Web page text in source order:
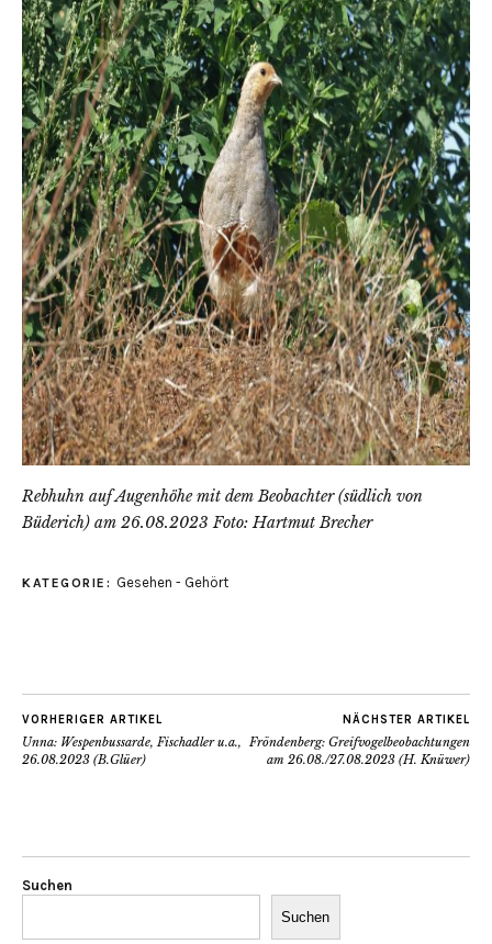
Rebhuhn auf Augenhöhe mit dem Beobachter (südlich von
Büderich) am 26.08.2023 Foto: Hartmut Brecher
KATEGORIE: Gesehen - Gehört
VORHERIGER ARTIKEL
Unna: Wespenbussarde, Fischadler u.a.,
26.08.2023 (B.Glüer)
NÄCHSTER ARTIKEL
Fröndenberg: Greifvogelbeobachtungen
am 26.08./27.08.2023 (H. Knüwer)
Suchen
Suchen